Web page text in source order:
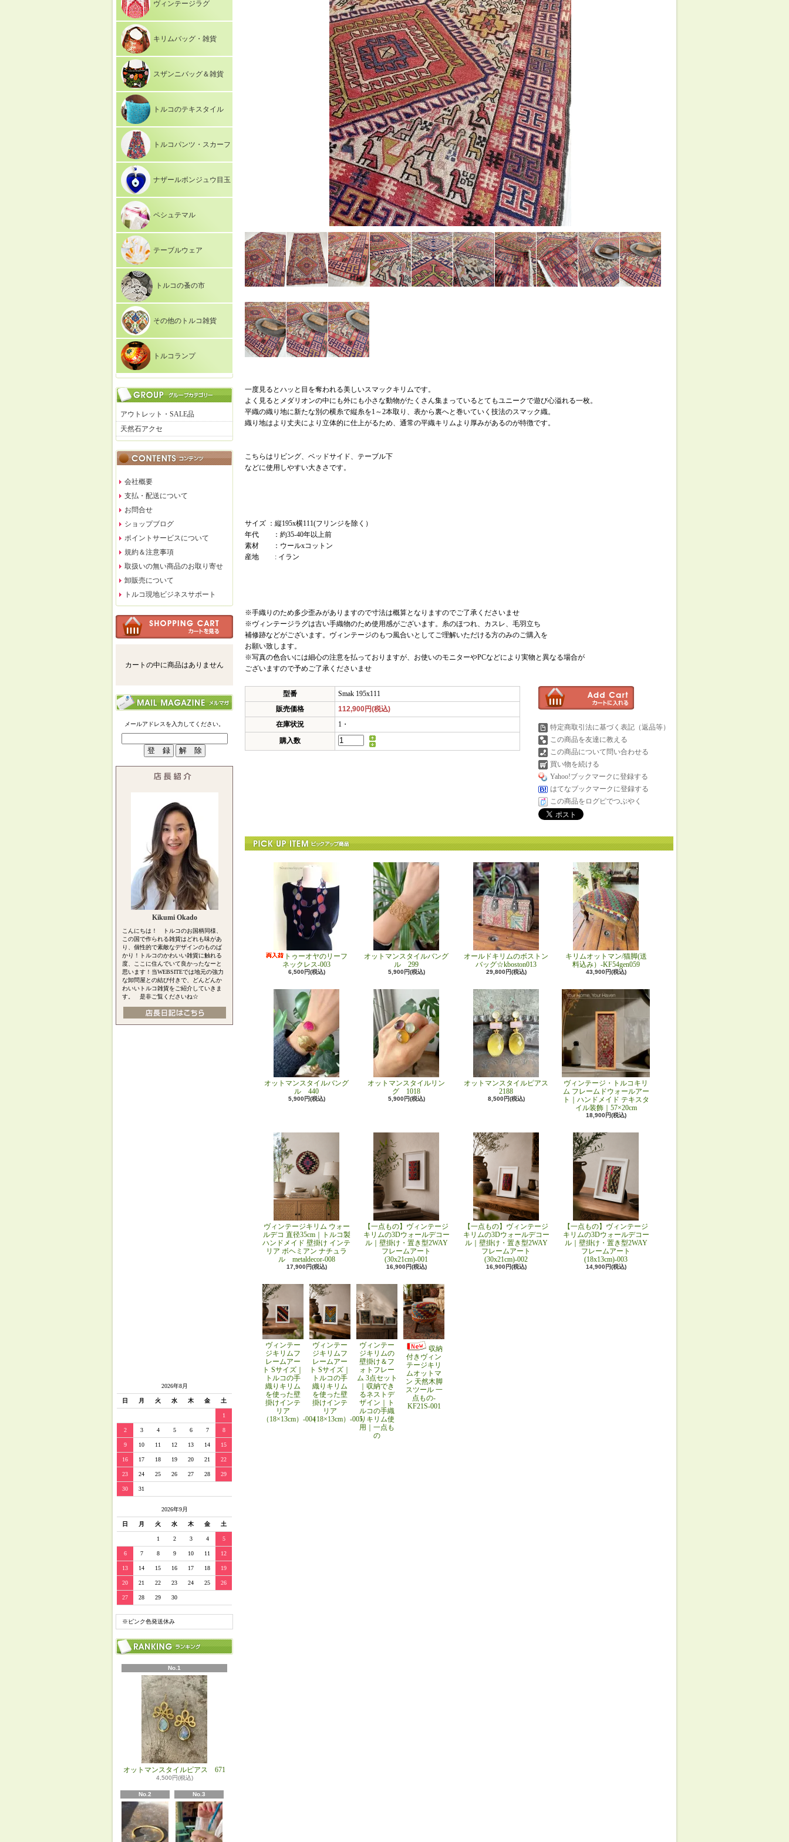
ヴィンテージラグ
キリムバッグ・雑貨
スザンニバッグ＆雑貨
トルコのテキスタイル
トルコパンツ・スカーフ
ナザールボンジュウ目玉
ペシュテマル
テーブルウェア
トルコの蚤の市
その他のトルコ雑貨
トルコランプ
アウトレット・SALE品
天然石アクセ
会社概要
支払・配送について
お問合せ
ショップブログ
ポイントサービスについて
規約＆注意事項
取扱いの無い商品のお取り寄せ
卸販売について
トルコ現地ビジネスサポート
カートの中に商品はありません
メールアドレスを入力してください。
Kikumi Okado
こんにちは！ トルコのお国柄同様、
この国で作られる雑貨はどれも味があ
り、個性的で素敵なデザインのものば
かり！トルコのかわいい雑貨に触れる
度、ここに住んでいて良かったなーと
思います！当WEBSITEでは地元の強力
な卸問屋との結び付きで、どんどんか
わいいトルコ雑貨をご紹介していきま
す。 是非ご覧くださいね☆
2026年8月
日 月 火 水 木 金 土
1
2 3 4 5 6 7 8
9 10 11 12 13 14 15
16 17 18 19 20 21 22
23 24 25 26 27 28 29
30 31
2026年9月
日 月 火 水 木 金 土
1 2 3 4 5
6 7 8 9 10 11 12
13 14 15 16 17 18 19
20 21 22 23 24 25 26
27 28 29 30
※ピンク色発送休み
No.1
オットマンスタイルピアス 671
4,500円(税込)
No.2 No.3
一度見るとハッと目を奪われる美しいスマックキリムです。
よく見るとメダリオンの中にも外にも小さな動物がたくさん集まっているとてもユニークで遊び心溢れる一枚。
平織の織り地に新たな別の横糸で縦糸を1～2本取り、表から裏へと巻いていく技法のスマック織。
織り地はより丈夫により立体的に仕上がるため、通常の平織キリムより厚みがあるのが特徴です。
こちらはリビング、ベッドサイド、テーブル下
などに使用しやすい大きさです。
サイズ ：縦195x横111(フリンジを除く）
年代 ：約35-40年以上前
素材 ：ウールxコットン
産地 : イラン
※手織りのため多少歪みがありますので寸法は概算となりますのでご了承くださいませ
※ヴィンテージラグは古い手織物のため使用感がございます。糸のほつれ、カスレ、毛羽立ち
補修跡などがございます。ヴィンテージのもつ風合いとしてご理解いただける方のみのご購入を
お願い致します。
※写真の色合いには細心の注意を払っておりますが、お使いのモニターやPCなどにより実物と異なる場合が
ございますので予めご了承くださいませ
型番
Smak 195x111
販売価格
112,900円(税込)
在庫状況
1・
購入数
特定商取引法に基づく表記（返品等）
この商品を友達に教える
この商品について問い合わせる
買い物を続ける
Yahoo!ブックマークに登録する
はてなブックマークに登録する
この商品をログピでつぶやく
トゥーオヤのリーフ
ネックレス-003
6,500円(税込)
オットマンスタイルバング
ル 299
5,900円(税込)
オールドキリムのボストン
バッグ☆kboston013
29,800円(税込)
キリムオットマン/猫脚(送
料込み）-KF54gen059
43,900円(税込)
オットマンスタイルバング
ル 440
5,900円(税込)
オットマンスタイルリン
グ 1018
5,900円(税込)
オットマンスタイルピアス
2188
8,500円(税込)
ヴィンテージ・トルコキリ
ム フレームドウォールアー
ト｜ハンドメイド テキスタ
イル装飾｜57×20cm
18,900円(税込)
ヴィンテージキリム ウォー
ルデコ 直径35cm｜トルコ製
ハンドメイド 壁掛け インテ
リア ボヘミアン ナチュラ
ル metaldecor-008
17,900円(税込)
【一点もの】ヴィンテージ
キリムの3Dウォールデコー
ル｜壁掛け・置き型2WAY
フレームアート
(30x21cm)-001
16,900円(税込)
【一点もの】ヴィンテージ
キリムの3Dウォールデコー
ル｜壁掛け・置き型2WAY
フレームアート
(30x21cm)-002
16,900円(税込)
【一点もの】ヴィンテージ
キリムの3Dウォールデコー
ル｜壁掛け・置き型2WAY
フレームアート
(18x13cm)-003
14,900円(税込)
ヴィンテー
ジキリムフ
レームアー
ト Sサイズ｜
トルコの手
織りキリム
を使った壁
掛けインテ
リア
（18×13cm）-004
ヴィンテー
ジキリムフ
レームアー
ト Sサイズ｜
トルコの手
織りキリム
を使った壁
掛けインテ
リア
（18×13cm）-005
ヴィンテー
ジキリムの
壁掛け＆フ
ォトフレー
ム 3点セット
｜収納でき
るネストデ
ザイン｜ト
ルコの手織
りキリム使
用｜一点も
の
収納
付きヴィン
テージキリ
ムオットマ
ン 天然木脚
スツール 一
点もの-
KF21S-001